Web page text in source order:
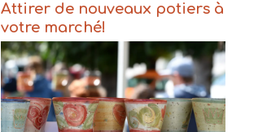
Attirer de nouveaux potiers à
votre marché!